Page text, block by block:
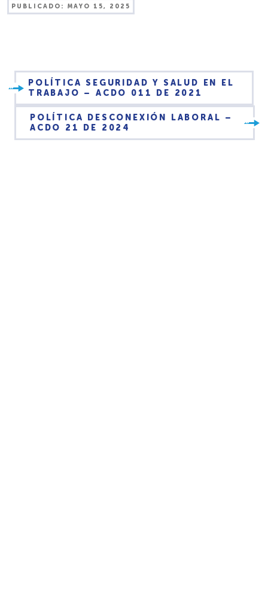
PUBLICADO: MAYO 15, 2025
POLÍTICA SEGURIDAD Y SALUD EN EL
TRABAJO – ACDO 011 DE 2021
POLÍTICA DESCONEXIÓN LABORAL –
ACDO 21 DE 2024